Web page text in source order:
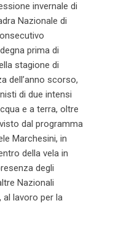
invernale di
Nazionale di
prima di
stagione di
dell’anno scorso,
di due intensi
e a terra, oltre
dal programma
Marchesini, in
della vela in
degli
Nazionali
al lavoro per la